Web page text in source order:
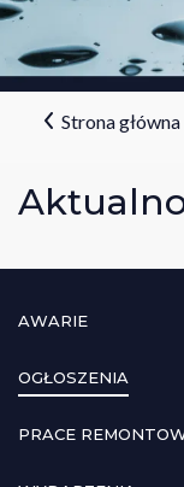
Strona główna
AWARIE
OGŁOSZENIA
PRACE